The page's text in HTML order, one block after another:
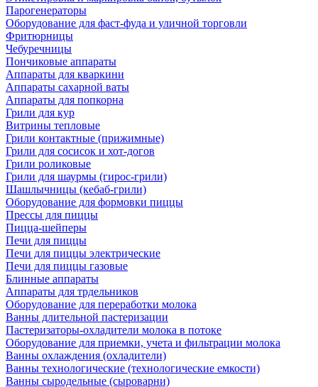
Парогенераторы
Оборудование для фаст-фуда и уличной торговли
Фритюрницы
Чебуречницы
Пончиковые аппараты
Аппараты для кваркини
Аппараты сахарной ваты
Аппараты для попкорна
Грили для кур
Витрины тепловые
Грили контактные (прижимные)
Грили для сосисок и хот-догов
Грили роликовые
Грили для шаурмы (гирос-грили)
Шашлычницы (кебаб-грили)
Оборудование для формовки пиццы
Прессы для пиццы
Пицца-шейперы
Печи для пиццы
Печи для пиццы электрические
Печи для пиццы газовые
Блинные аппараты
Аппараты для трдельников
Оборудование для переработки молока
Ванны длительной пастеризации
Пастеризаторы-охладители молока в потоке
Оборудование для приемки, учета и фильтрации молока
Ванны охлаждения (охладители)
Ванны технологические (технологические емкости)
Ванны сыродельные (сыроварни)